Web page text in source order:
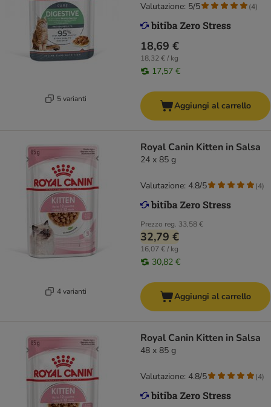
5 varianti
18,69 €
18,32 € / kg
17,57 €
Valutazione: 5/5 (4)
Aggiungi al carrello
4 varianti
Royal Canin Kitten in Salsa
24 x 85 g
Prezzo reg. 33,58 €
32,79 €
16,07 € / kg
30,82 €
Valutazione: 4.8/5 (4)
Aggiungi al carrello
Royal Canin Kitten in Salsa
48 x 85 g
Valutazione: 4.8/5 (4)